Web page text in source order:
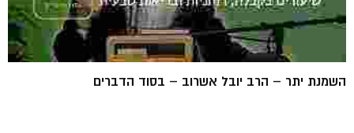
השמנת יתר – הרב יובל אשרוב – בסוד הדברים